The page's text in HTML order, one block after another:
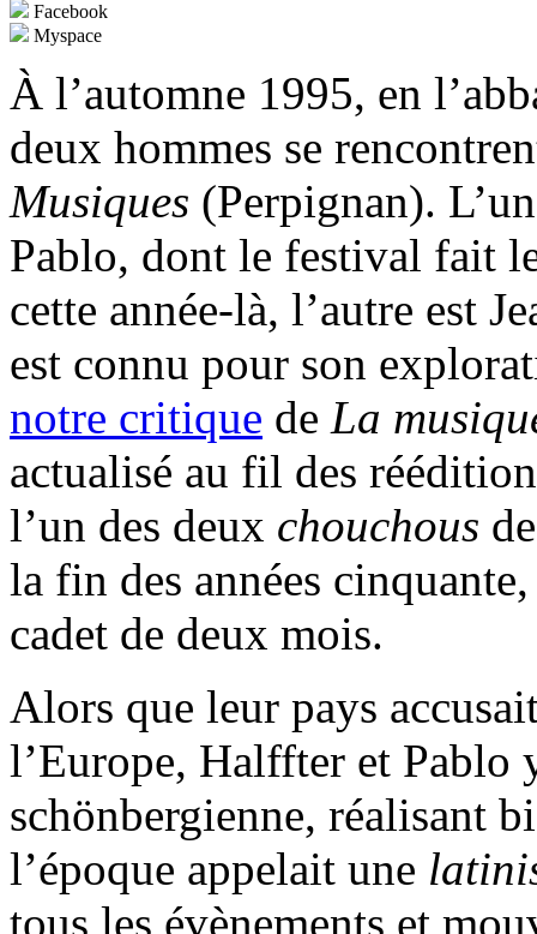
Facebook
Myspace
À l’automne 1995, en
deux hommes se
Musiques (Perpignan).
Pablo, dont le festival fait
cette année-là, l’autre est
est connu pour son
notre critique de La
actualisé au fil des
l’un des deux chouchous
la fin des années
cadet de deux mois.
Alors que leur pays
l’Europe, Halffter et Pablo
schönbergienne, réalisant
l’époque appelait une
tous les évènements et